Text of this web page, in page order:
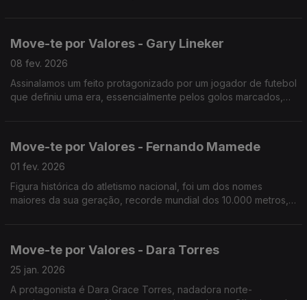
Move-te por Valores - Gary Lineker
08 fev. 2026
Assinalamos um feito protagonizado por um jogador de futebol
que definiu uma era, essencialmente pelos golos marcados,
Move-te por Valores - Fernando Mamede
01 fev. 2026
Figura histórica do atletismo nacional, foi um dos nomes
maiores da sua geração, recorde mundial dos 10.000 metros,
Move-te por Valores - Dara Torres
25 jan. 2026
A protagonista é Dara Grace Torres, nadadora norte-